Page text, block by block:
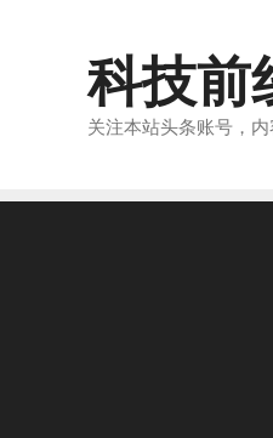
科技前
关注本站头条账号，